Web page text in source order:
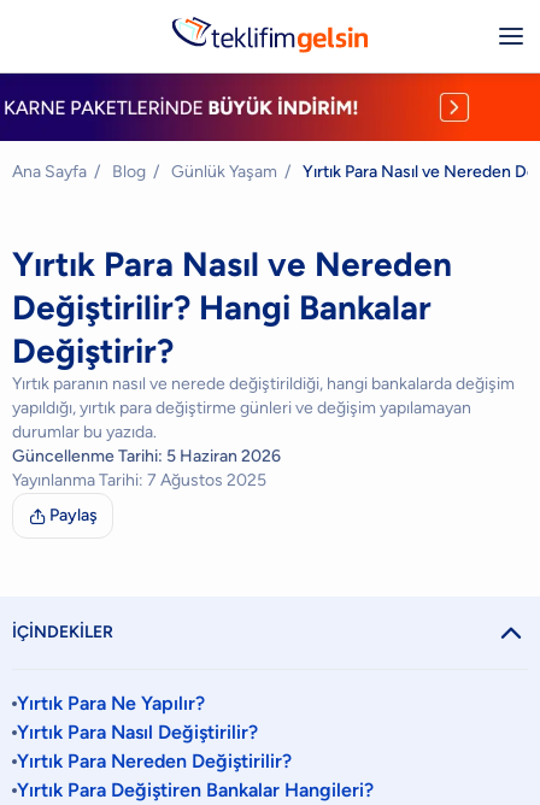
Ana Sayfa / Blog / Günlük Yaşam / Yırtık Para Nasıl ve Nereden
Yırtık Para Nasıl ve Nereden
Değiştirilir? Hangi Bankalar
Değiştirir?
Yırtık paranın nasıl ve nerede değiştirildiği, hangi bankalarda değişim
yapıldığı, yırtık para değiştirme günleri ve değişim yapılamayan
durumlar bu yazıda.
Güncellenme Tarihi: 5 Haziran 2026
Yayınlanma Tarihi: 7 Ağustos 2025
 Paylaş
İÇİNDEKİLER 
Yırtık Para Ne Yapılır?
Yırtık Para Nasıl Değiştirilir?
Yırtık Para Nereden Değiştirilir?
Yırtık Para Değiştiren Bankalar Hangileri?